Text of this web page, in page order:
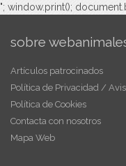
"; window.print();
sobre
Artículos patrocinados
Política de Privacidad /
Política de Cookies
Contacta con nosotros
Mapa Web